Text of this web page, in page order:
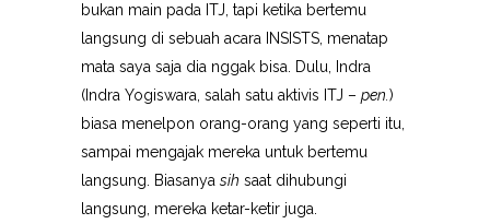
bukan main pada ITJ, tapi ketika bertemu
langsung di sebuah acara INSISTS, menatap
mata saya saja dia nggak bisa. Dulu, Indra
(Indra Yogiswara, salah satu aktivis ITJ – pen. )
biasa menelpon orang-orang yang seperti itu,
sampai mengajak mereka untuk bertemu
langsung. Biasanya sih saat dihubungi
langsung, mereka ketar-ketir juga.